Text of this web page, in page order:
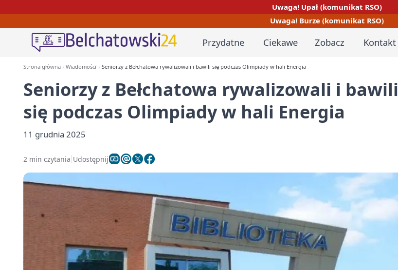
Uwaga! Upał (komunikat RSO)
Uwaga! Burze (komunikat RSO)
Przydatne Ciekawe Zobacz Kontakt
Strona główna Wiadomości Seniorzy z Bełchatowa rywalizowali i bawili się podczas Olimpiady w hali Energia
Seniorzy z Bełchatowa rywalizowali i bawili
się podczas Olimpiady w hali Energia
11 grudnia 2025
2 min czytania Udostępnij